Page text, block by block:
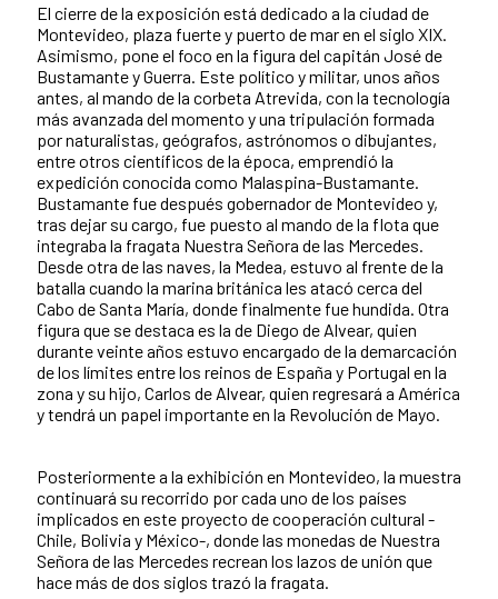
El cierre de la exposición está dedicado a la ciudad de
Montevideo, plaza fuerte y puerto de mar en el siglo XIX.
Asimismo, pone el foco en la figura del capitán José de
Bustamante y Guerra. Este político y militar, unos años
antes, al mando de la corbeta Atrevida, con la tecnología
más avanzada del momento y una tripulación formada
por naturalistas, geógrafos, astrónomos o dibujantes,
entre otros científicos de la época, emprendió la
expedición conocida como Malaspina-Bustamante.
Bustamante fue después gobernador de Montevideo y,
tras dejar su cargo, fue puesto al mando de la flota que
integraba la fragata Nuestra Señora de las Mercedes.
Desde otra de las naves, la Medea, estuvo al frente de la
batalla cuando la marina británica les atacó cerca del
Cabo de Santa María, donde finalmente fue hundida. Otra
figura que se destaca es la de Diego de Alvear, quien
durante veinte años estuvo encargado de la demarcación
de los límites entre los reinos de España y Portugal en la
zona y su hijo, Carlos de Alvear, quien regresará a América
y tendrá un papel importante en la Revolución de Mayo.
Posteriormente a la exhibición en Montevideo, la muestra
continuará su recorrido por cada uno de los países
implicados en este proyecto de cooperación cultural -
Chile, Bolivia y México-, donde las monedas de Nuestra
Señora de las Mercedes recrean los lazos de unión que
hace más de dos siglos trazó la fragata.